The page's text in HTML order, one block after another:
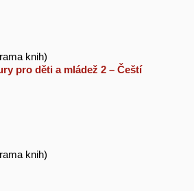
knih)
pro děti a mládež 2 – Čeští
knih)